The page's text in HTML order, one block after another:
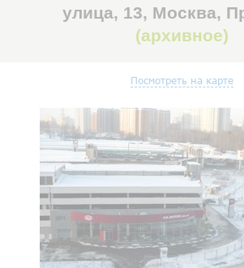
улица, 13, Москва,
(архивное)
Посмотреть на карте